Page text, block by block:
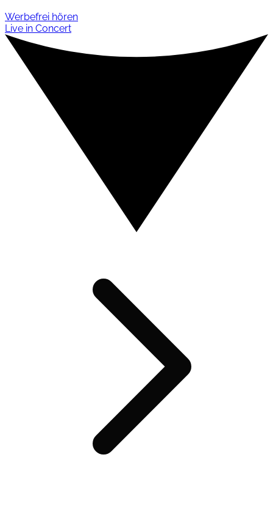
Werbefrei hören
Live in Concert